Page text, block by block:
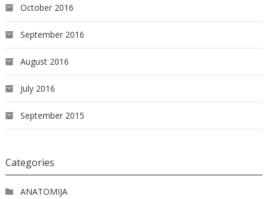
October 2016
September 2016
August 2016
July 2016
September 2015
Categories
ANATOMIJA